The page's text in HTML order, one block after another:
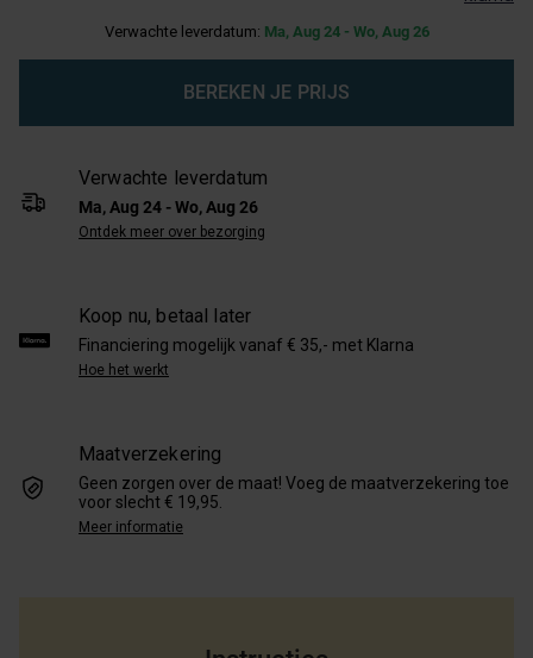
Verwachte leverdatum: Ma, Aug 24 - Wo, Aug 26
BEREKEN JE PRIJS
Verwachte leverdatum
Ma, Aug 24 - Wo, Aug 26
Ontdek meer over bezorging
Koop nu, betaal later
Financiering mogelijk vanaf € 35,- met Klarna
Hoe het werkt
Maatverzekering
Geen zorgen over de maat! Voeg de maatverzekering toe
voor slecht € 19,95.
Meer informatie